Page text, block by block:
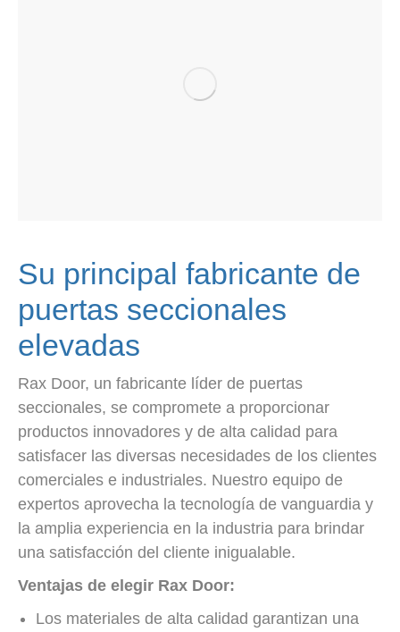
Su principal fabricante de
puertas seccionales
elevadas
Rax Door, un fabricante líder de puertas
seccionales, se compromete a proporcionar
productos innovadores y de alta calidad para
satisfacer las diversas necesidades de los clientes
comerciales e industriales. Nuestro equipo de
expertos aprovecha la tecnología de vanguardia y
la amplia experiencia en la industria para brindar
una satisfacción del cliente inigualable.
Ventajas de elegir Rax Door:
Los materiales de alta calidad garantizan una